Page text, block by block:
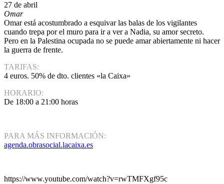
27 de abril
Omar
Omar está acostumbrado a esquivar las balas de los vigilantes
cuando trepa por el muro para ir a ver a Nadia, su amor secreto.
Pero en la Palestina ocupada no se puede amar abiertamente ni hacer
la guerra de frente.
TARIFAS:
4 euros. 50% de dto. clientes «la Caixa»
HORARIO:
De 18:00 a 21:00 horas
PARA MÁS INFORMACIÓN:
agenda.obrasocial.lacaixa.es
https://www.youtube.com/watch?v=rwTMFXgf95c